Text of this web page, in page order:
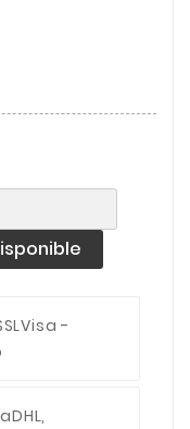
Visa -
DHL,